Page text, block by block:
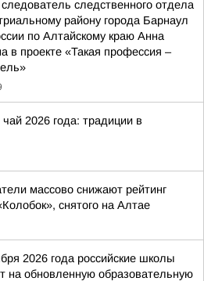
следственного отдела
району города Барнаул
по Алтайскому краю Анна
в проекте «Такая профессия –
чай 2026 года: традиции в
массово снижают рейтинг
снятого на Алтае
2026 года российские школы
на обновленную образовательную